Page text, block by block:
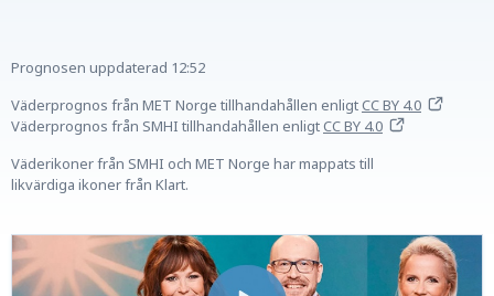
Prognosen uppdaterad 12:52
Väderprognos från MET Norge tillhandahållen enligtCC BY 4.0
Väderprognos från SMHI tillhandahållen enligtCC BY 4.0
Väderikoner från SMHI och MET Norge har mappats till
likvärdiga ikoner från Klart.